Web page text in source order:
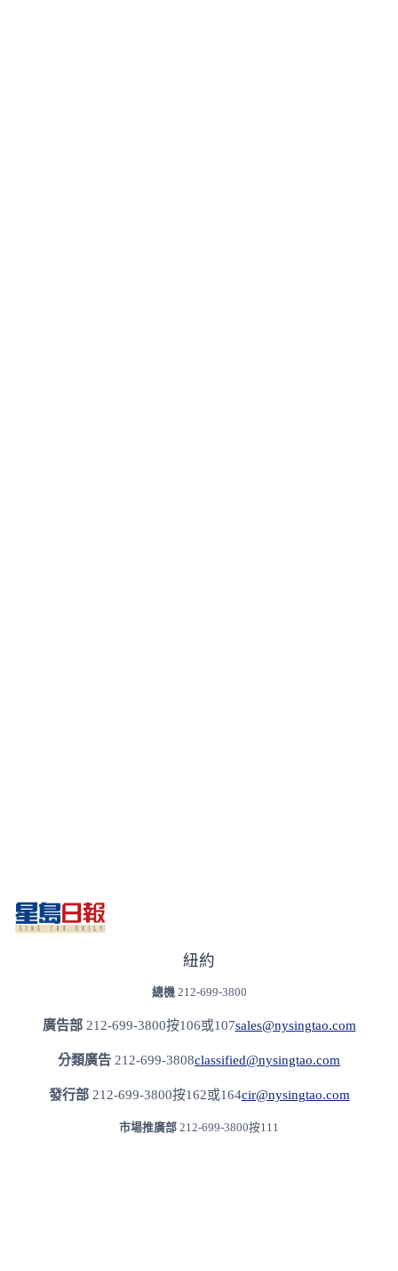
紐約
總機212-699-3800
廣告部212-699-3800按106或107sales@nysingtao.com
分類廣告 212-699-3808classified@nysingtao.com
發⾏部212-699-3800按162或164cir@nysingtao.com
市場推廣部 212-699-3800按111